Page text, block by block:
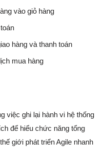
vào giỏ hàng
hàng và thanh toán
mua hàng
việc ghi lại hành vi hệ thống
để hiểu chức năng tổng
giới phát triển Agile nhanh